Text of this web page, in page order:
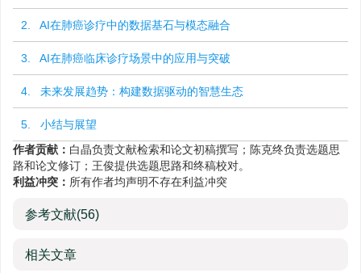
2. AI在肺癌诊疗中的数据基石与模态融合
3. AI在肺癌临床诊疗场景中的应用与突破
4. 未来发展趋势：构建数据驱动的智慧生态
5. 小结与展望
作者贡献： 白晶负责文献检索和论文初稿撰写；陈克终负责选题思
路和论文修订；王俊提供选题思路和终稿校对。
利益冲突： 所有作者均声明不存在利益冲突
参考文献(56)
相关文章